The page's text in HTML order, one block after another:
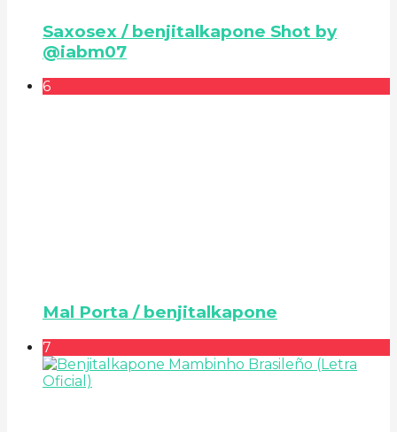
Saxosex / benjitalkapone Shot by
@iabm07
6
Mal Porta / benjitalkapone
7